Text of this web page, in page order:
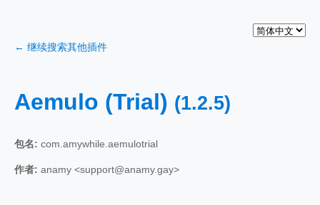
← 继续搜索其他插件
Aemulo (Trial) (1.2.5)
包名: com.amywhile.aemulotrial
作者: anamy <support@anamy.gay>